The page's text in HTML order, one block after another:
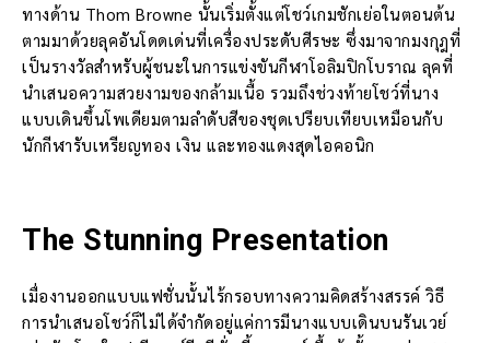
ทางด้าน Thom Browne นั้นเริ่มตั้งแต่โชว์เกมชักเย่อในตอนต้น
ตามมาด้วยลุคอันโดดเด่นที่เครื่องประดับศีรษะ ซึ่งมาจากมงกุฎที่
เป็นรางวัลสำหรับผู้ชนะในการแข่งขันกีฬาโอลิมปิกโบราณ ลุคที่
นำเสนอความสวยงามของกล้ามเนื้อ รวมถึงช่วงท้ายโชว์ที่นาง
แบบเดินขึ้นโพเดียมตามลำดับสีของชุดเปรียบเทียบเหมือนกับ
นักกีฬารับเหรียญทอง เงิน และทองแดงสุดไอคอนิก
The Stunning Presentation
เมื่องานออกแบบแฟชั่นนั้นไร้กรอบทางความคิดสร้างสรรค์ วิธี
การนำเสนอโชว์ก็ไม่ได้จำกัดอยู่แค่การมีนางแบบเดินบนรันเวย์